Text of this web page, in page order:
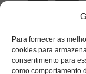
Para fornecer as
cookies para
consentimento para
como comportamento